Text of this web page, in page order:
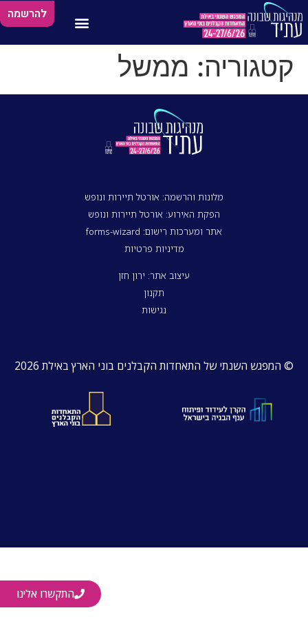
להרשמה
קטגוריה: ממשל
מלונות והרשמה: אורטל תיירות ונופש
הפקת האירוע: אורטל תיירות ונופש
אתר ומערכות רישום: forms-wizard
מדיניות פרטיות
עיצוב אתר: ירון חזן
תקנון
נגישות
© המפגש השנתי של התאחדות הקבלנים בוני הארץ באילת 2026
התקשרו אלינו